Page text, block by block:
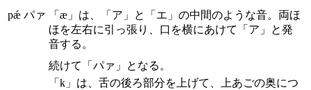
pǽ パァ
「æ」は、「ア」と「エ」の中間のような音。両ほ
ほを左右に引っ張り、口を横にあけて「ア」と発
音する。
続けて「パァ」となる。
「k」は、舌の後ろ部分を上げて、上あごの奥につ